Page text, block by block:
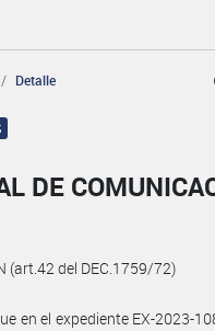
Detalle
DE
(art.42 del DEC.1759/72)
en el expediente EX-2023-